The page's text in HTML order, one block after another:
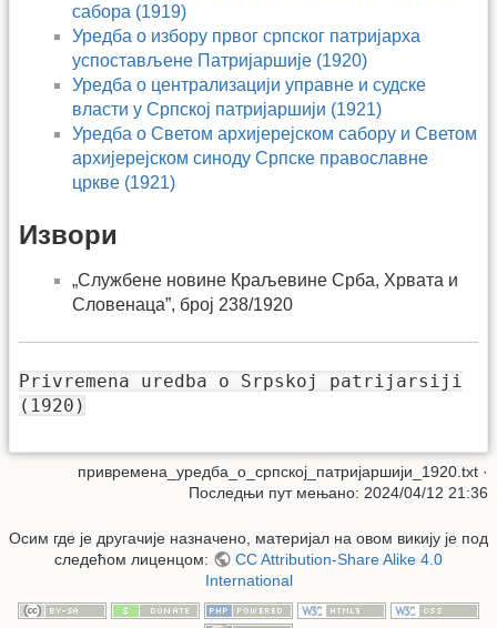
сабора (1919)
Уредба о избору првог српског патријарха
успостављене Патријаршије (1920)
Уредба о централизацији управне и судске
власти у Српској патријаршији (1921)
Уредба о Светом архијерејском сабору и Светом
архијерејском синоду Српске православне
цркве (1921)
Извори
„Службене новине Краљевине Срба, Хрвата и
Словенаца”, број 238/1920
Privremena uredba o Srpskoj patrijarsiji
(1920)
привремена_уредба_о_српској_патријаршији_1920.txt ·
Последњи пут мењано: 2024/04/12 21:36
Осим где је другачије назначено, материјал на овом викију је под
следећом лиценцом:
CC Attribution-Share Alike 4.0
International